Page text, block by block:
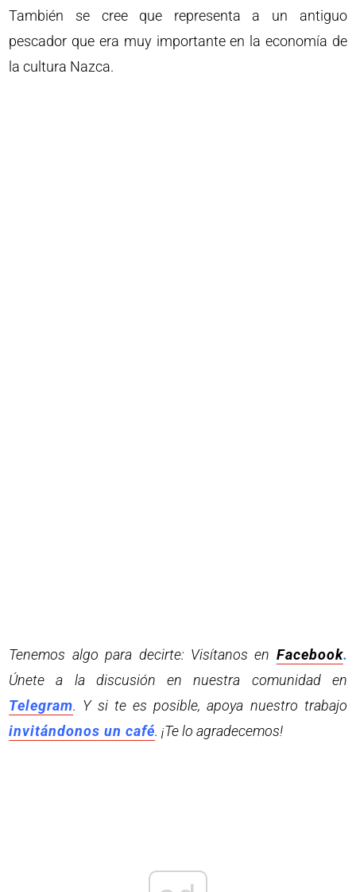
También se cree que representa a un antiguo
pescador que era muy importante en la economía de
la cultura Nazca.
Tenemos algo para decirte: Visítanos en Facebook.
Únete a la discusión en nuestra comunidad en
Telegram. Y si te es posible, apoya nuestro trabajo
invitándonos un café. ¡Te lo agradecemos!